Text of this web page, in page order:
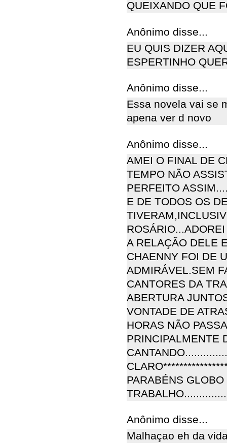
QUEIXANDO QUE
Anônimo disse...
EU QUIS DIZER
ESPERTINHO
Anônimo disse...
Essa novela vai se
apena ver d novo
Anônimo disse...
AMEI O FINAL DE
TEMPO NÃO
PERFEITO
E DE TODOS OS
A RELAÇÃO DELE
CHAENNY FOI DE
ADMIRÁVEL.SEM
CANTORES DA
ABERTURA
VONTADE DE
HORAS NÃO
PRINCIPALMENTE
PARABÉNS
Anônimo disse...
Malhaçao eh da